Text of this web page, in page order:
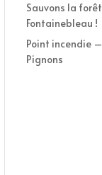
Sauvons la
Fontainebleau !
Point incendie
Pignons